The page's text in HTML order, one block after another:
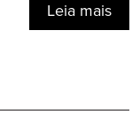
Leia mais